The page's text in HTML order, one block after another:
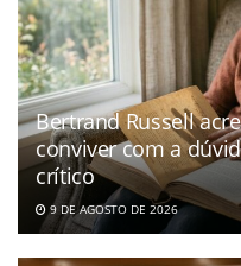
Bertrand Russell
conviver com a
crítico
9 DE AGOSTO DE 2026